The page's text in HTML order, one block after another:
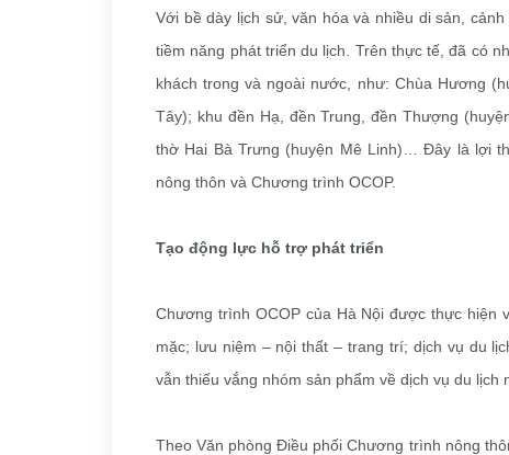
Với bề dày lịch sử, văn hóa và nhiều di sản,
tiềm năng phát triển du lịch. Trên thực tế, đã có
khách trong và ngoài nước, như: Chùa Hương
Tây); khu đền Hạ, đền Trung, đền Thượng
thờ Hai Bà Trưng (huyện Mê Linh)… Đây là lợi
nông thôn và Chương trình OCOP.
Tạo động lực hỗ trợ phát triển
Chương trình OCOP của Hà Nội được thực
mặc; lưu niệm – nội thất – trang trí; dịch vụ du
vẫn thiếu vắng nhóm sản phẩm về dịch vụ du lịch
Theo Văn phòng Điều phối Chương trình nông